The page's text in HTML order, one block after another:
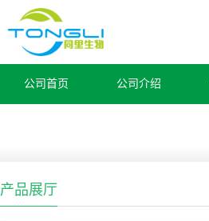
公司首页 公司介绍
产品展厅